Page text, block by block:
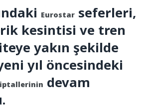
Eurostar seferleri,
kesintisi ve tren
yakın şekilde
yıl öncesindeki
devam